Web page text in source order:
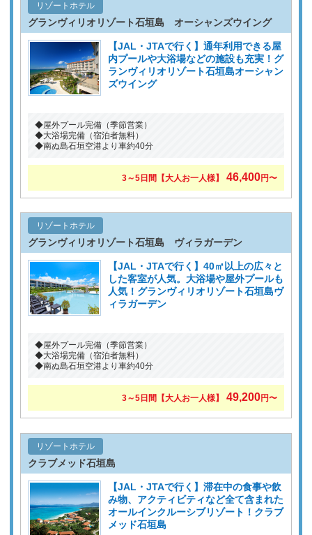
リゾートホテル
グランヴィリオリゾート石垣島 オーシャンズウイング
【JAL・JTAで行く】通年利用できる屋
内プールや大浴場などの施設も充実！グ
ランヴィリオリゾート石垣島オーシャン
ズウイング
◆屋外プール完備（季節営業）
◆大浴場完備（宿泊者無料）
◆南ぬ島石垣空港より車約40分
3～5日間【大人お一人様】 46,400円〜
リゾートホテル
グランヴィリオリゾート石垣島 ヴィラガーデン
【JAL・JTAで行く】40㎡以上の広々と
した客室が人気。大浴場や屋外プールも
人気！グランヴィリオリゾート石垣島ヴ
ィラガーデン
◆屋外プール完備（季節営業）
◆大浴場完備（宿泊者無料）
◆南ぬ島石垣空港より車約40分
3～5日間【大人お一人様】 49,200円〜
リゾートホテル
クラブメッド石垣島
【JAL・JTAで行く】滞在中の食事や飲
み物、アクティビティなど全て含まれた
オールインクルーシブリゾート！クラブ
メッド石垣島